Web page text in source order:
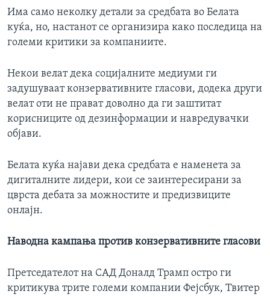
Има само неколку детали за средбата во Белата
куќа, но, настанот се организира како последица на
големи критики за компаниите.
Некои велат дека социјалните медиуми ги
задушуваат конзервативните гласови, додека други
велат оти не прават доволно да ги заштитат
корисниците од дезинформации и навредувачки
објави.
Белата куќа најави дека средбата е наменета за
дигиталните лидери, кои се заинтересирани за
цврста дебата за можностите и предизвиците
онлајн.
Наводна кампања против конзервативните гласови
Претседателот на САД Доналд Трамп остро ги
критикува трите големи компании Фејсбук, Твитер